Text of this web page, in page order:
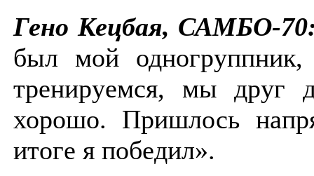
Гено Кецбая, САМБО-
был мой
тренируемся, мы друг
хорошо. Пришлось
итоге я победил».